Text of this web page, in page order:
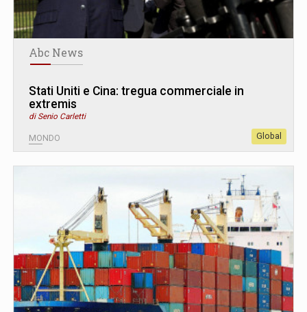
Abc News
Stati Uniti e Cina: tregua commerciale in
extremis
di Senio Carletti
MONDO Global